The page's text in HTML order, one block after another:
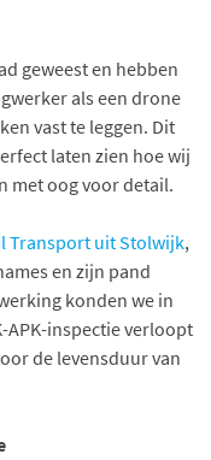
geweest en hebben
als een drone
vast te leggen. Dit
laten zien hoe wij
met oog voor detail.
Transport uit Stolwijk,
en zijn pand
konden we in
APK-inspectie verloopt
de levensduur van